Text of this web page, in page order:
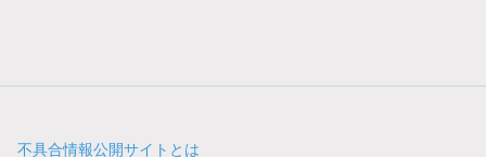
不具合情報公開サイトとは